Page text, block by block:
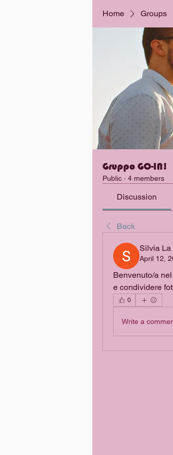
Home Groups
Gruppo GO-IN!
Public · 4 members
Discussion
Back
Silvia
April 12,
Benvenuto/a
e condividere
0
Write a